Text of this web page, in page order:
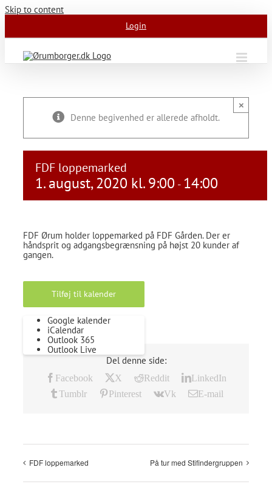
Skip to content
Login
Denne begivenhed er allerede afholdt.
×
FDF loppemarked
1. august, 2020 kl. 9:00 - 14:00
FDF Ørum holder loppemarked på FDF Gården. Der er
håndsprit og adgangsbegrænsning på højst 20 kunder af
gangen.
Tilføj til kalender
Google kalender
iCalendar
Outlook 365
Outlook Live
Del denne side:
Facebook X Reddit
LinkedIn
Tumblr
Pinterest Vk E-mail
FDF loppemarked På tur med Stifindergruppen